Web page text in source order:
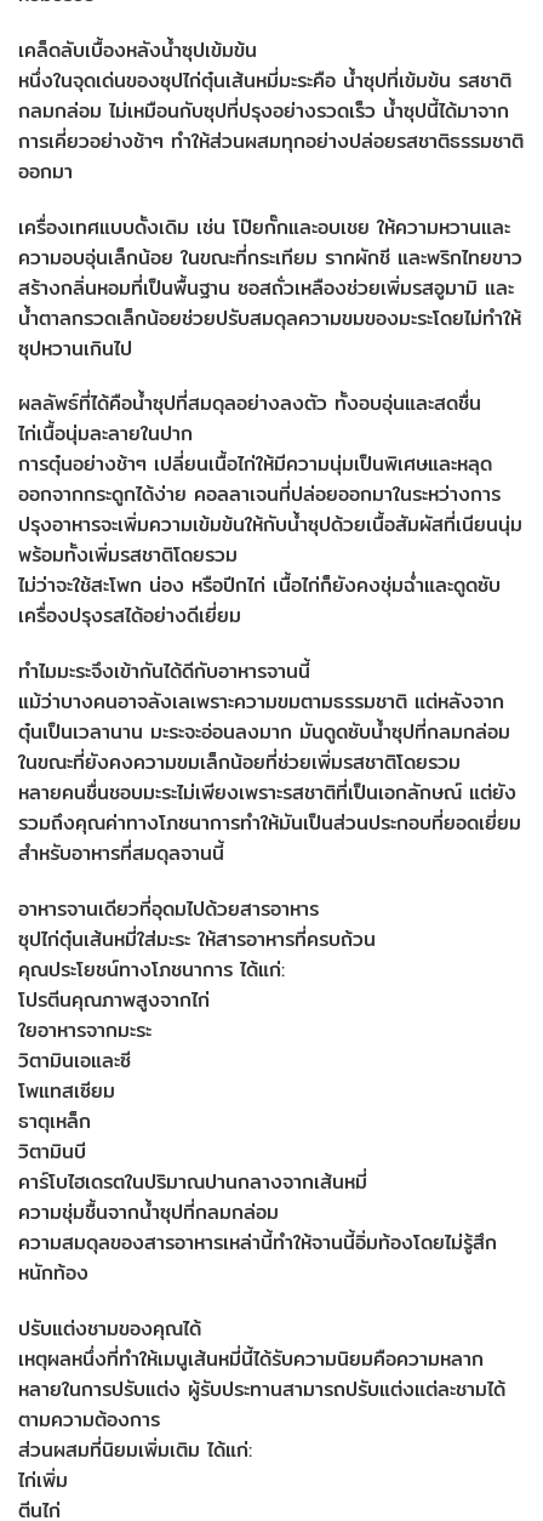
เคล็ดลับเบื้องหลังน้ำซุปเข้มข้น
หนึ่งในจุดเด่นของซุปไก่ตุ๋นเส้นหมี่มะระคือ น้ำซุปที่เข้มข้น รสชาติ
กลมกล่อม ไม่เหมือนกับซุปที่ปรุงอย่างรวดเร็ว น้ำซุปนี้ได้มาจาก
การเคี่ยวอย่างช้าๆ ทำให้ส่วนผสมทุกอย่างปล่อยรสชาติธรรมชาติ
ออกมา
เครื่องเทศแบบดั้งเดิม เช่น โป๊ยกั๊กและอบเชย ให้ความหวานและ
ความอบอุ่นเล็กน้อย ในขณะที่กระเทียม รากผักชี และพริกไทยขาว
สร้างกลิ่นหอมที่เป็นพื้นฐาน ซอสถั่วเหลืองช่วยเพิ่มรสอูมามิ และ
น้ำตาลกรวดเล็กน้อยช่วยปรับสมดุลความขมของมะระโดยไม่ทำให้
ซุปหวานเกินไป
ผลลัพธ์ที่ได้คือน้ำซุปที่สมดุลอย่างลงตัว ทั้งอบอุ่นและสดชื่น
ไก่เนื้อนุ่มละลายในปาก
การตุ๋นอย่างช้าๆ เปลี่ยนเนื้อไก่ให้มีความนุ่มเป็นพิเศษและหลุด
ออกจากกระดูกได้ง่าย คอลลาเจนที่ปล่อยออกมาในระหว่างการ
ปรุงอาหารจะเพิ่มความเข้มข้นให้กับน้ำซุปด้วยเนื้อสัมผัสที่เนียนนุ่ม
พร้อมทั้งเพิ่มรสชาติโดยรวม
ไม่ว่าจะใช้สะโพก น่อง หรือปีกไก่ เนื้อไก่ก็ยังคงชุ่มฉ่ำและดูดซับ
เครื่องปรุงรสได้อย่างดีเยี่ยม
ทำไมมะระจึงเข้ากันได้ดีกับอาหารจานนี้
แม้ว่าบางคนอาจลังเลเพราะความขมตามธรรมชาติ แต่หลังจาก
ตุ๋นเป็นเวลานาน มะระจะอ่อนลงมาก มันดูดซับน้ำซุปที่กลมกล่อม
ในขณะที่ยังคงความขมเล็กน้อยที่ช่วยเพิ่มรสชาติโดยรวม
หลายคนชื่นชอบมะระไม่เพียงเพราะรสชาติที่เป็นเอกลักษณ์ แต่ยัง
รวมถึงคุณค่าทางโภชนาการทำให้มันเป็นส่วนประกอบที่ยอดเยี่ยม
สำหรับอาหารที่สมดุลจานนี้
อาหารจานเดียวที่อุดมไปด้วยสารอาหาร
ซุปไก่ตุ๋นเส้นหมี่ใส่มะระ ให้สารอาหารที่ครบถ้วน
คุณประโยชน์ทางโภชนาการ ได้แก่:
โปรตีนคุณภาพสูงจากไก่
ใยอาหารจากมะระ
วิตามินเอและซี
โพแทสเซียม
ธาตุเหล็ก
วิตามินบี
คาร์โบไฮเดรตในปริมาณปานกลางจากเส้นหมี่
ความชุ่มชื้นจากน้ำซุปที่กลมกล่อม
ความสมดุลของสารอาหารเหล่านี้ทำให้จานนี้อิ่มท้องโดยไม่รู้สึก
หนักท้อง
ปรับแต่งชามของคุณได้
เหตุผลหนึ่งที่ทำให้เมนูเส้นหมี่นี้ได้รับความนิยมคือความหลาก
หลายในการปรับแต่ง ผู้รับประทานสามารถปรับแต่งแต่ละชามได้
ตามความต้องการ
ส่วนผสมที่นิยมเพิ่มเติม ได้แก่:
ไก่เพิ่ม
ตีนไก่